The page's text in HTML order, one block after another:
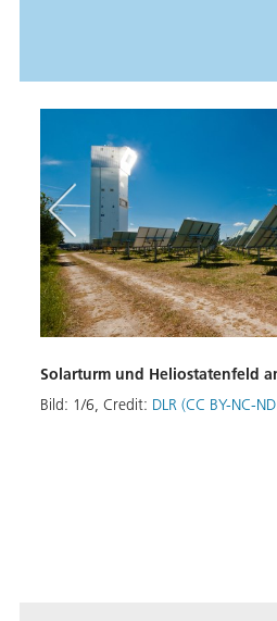
Solarturm und Heliostatenfeld
Bild: 1/6, Credit: DLR (CC BY-NC-